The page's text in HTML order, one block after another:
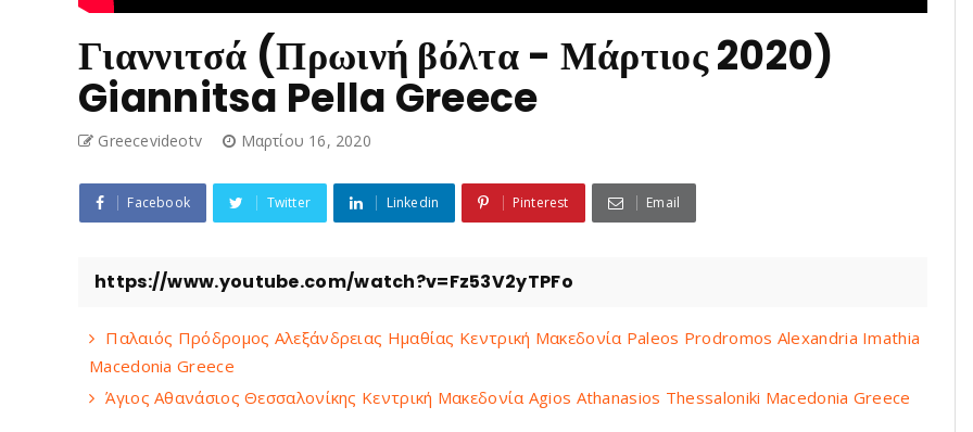
Γιαννιτσά (Πρωινή βόλτα - Μάρτιος 2020)
Giannitsa Pella Greece
Greecevideotv Μαρτίου 16, 2020
Facebook Twitter Linkedin Pinterest Email
https://www.youtube.com/watch?v=Fz53V2yTPFo
Παλαιός Πρόδρομος Αλεξάνδρειας Ημαθίας Κεντρική Μακεδονία Paleos Prodromos Alexandria Imathia
Macedonia Greece
Άγιος Αθανάσιος Θεσσαλονίκης Κεντρική Μακεδονία Agios Athanasios Thessaloniki Macedonia Greece